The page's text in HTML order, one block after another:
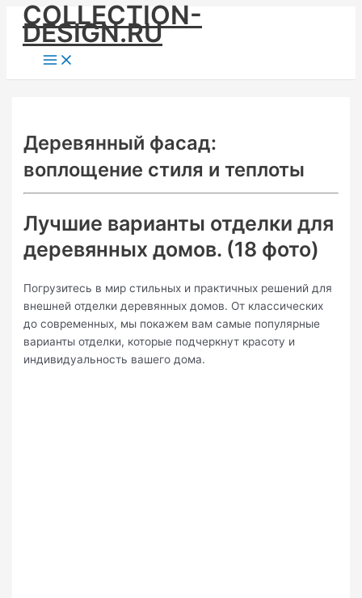
Skip
content
COLLECTION-
DESIGN.RU
Main
Menu
Деревянный фасад:
воплощение стиля и теплоты
Лучшие варианты отделки для
деревянных домов. (18 фото)
Погрузитесь в мир стильных и практичных решений для
внешней отделки деревянных домов. От классических
до современных, мы покажем вам самые популярные
варианты отделки, которые подчеркнут красоту и
индивидуальность вашего дома.